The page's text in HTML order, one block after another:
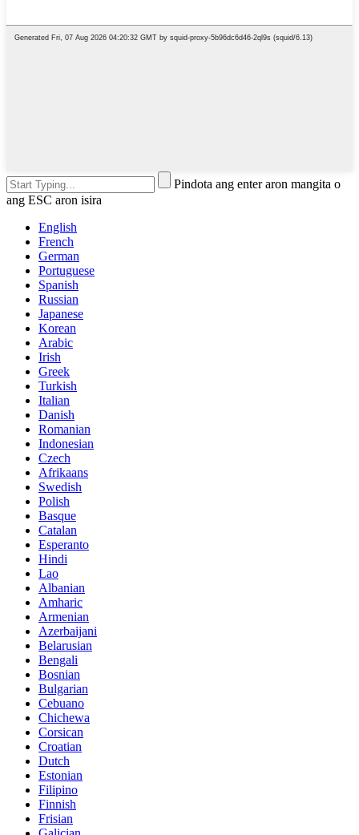
Pindota ang enter aron mangita o
ang ESC aron isira
English
French
German
Portuguese
Spanish
Russian
Japanese
Korean
Arabic
Irish
Greek
Turkish
Italian
Danish
Romanian
Indonesian
Czech
Afrikaans
Swedish
Polish
Basque
Catalan
Esperanto
Hindi
Lao
Albanian
Amharic
Armenian
Azerbaijani
Belarusian
Bengali
Bosnian
Bulgarian
Cebuano
Chichewa
Corsican
Croatian
Dutch
Estonian
Filipino
Finnish
Frisian